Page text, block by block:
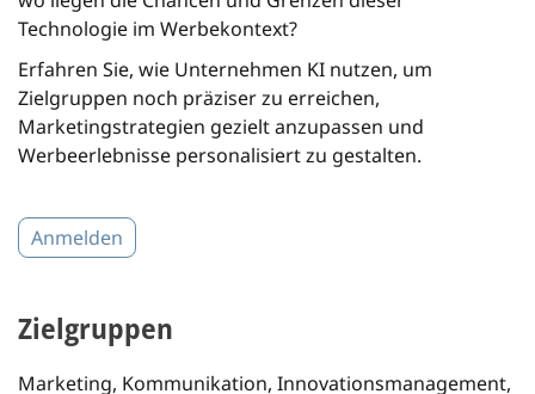
Technologie im Werbekontext?
Erfahren Sie, wie Unternehmen KI nutzen, um
Zielgruppen noch präziser zu erreichen,
Marketingstrategien gezielt anzupassen und
Werbeerlebnisse personalisiert zu gestalten.
Anmelden
Zielgruppen
Marketing, Kommunikation, Innovationsmanagement,